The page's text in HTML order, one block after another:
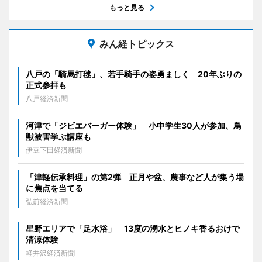
もっと見る
みん経トピックス
八戸の「騎馬打毬」、若手騎手の姿勇ましく 20年ぶりの
正式参拝も
八戸経済新聞
河津で「ジビエバーガー体験」 小中学生30人が参加、鳥
獣被害学ぶ講座も
伊豆下田経済新聞
「津軽伝承料理」の第2弾 正月や盆、農事など人が集う場
に焦点を当てる
弘前経済新聞
星野エリアで「足水浴」 13度の湧水とヒノキ香るおけで
清涼体験
軽井沢経済新聞